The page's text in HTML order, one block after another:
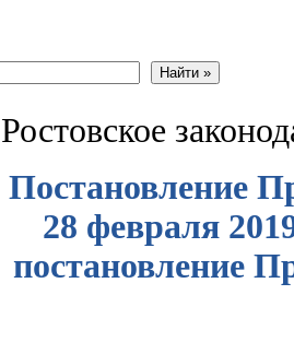
Ростовское
Постановление
28 февраля
постановление